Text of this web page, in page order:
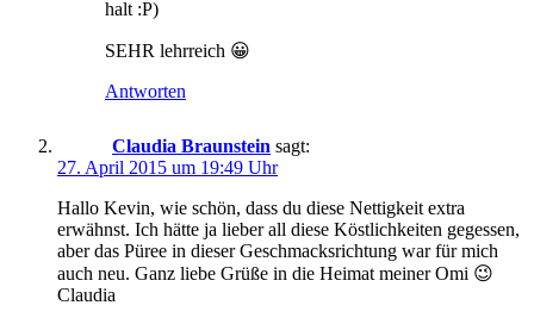
halt :P)
SEHR lehrreich 😀
Antworten
Claudia Braunstein sagt:
27. April 2015 um 19:49 Uhr
Hallo Kevin, wie schön, dass du diese Nettigkeit extra
erwähnst. Ich hätte ja lieber all diese Köstlichkeiten gegessen,
aber das Püree in dieser Geschmacksrichtung war für mich
auch neu. Ganz liebe Grüße in die Heimat meiner Omi 😉
Claudia